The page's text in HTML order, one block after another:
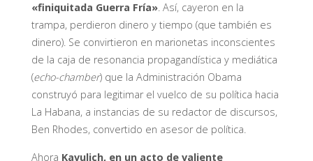
«finiquitada Guerra Fría». Así, cayeron en la
trampa, perdieron dinero y tiempo (que también es
dinero). Se convirtieron en marionetas inconscientes
de la caja de resonancia propagandística y mediática
(echo-chamber) que la Administración Obama
construyó para legitimar el vuelco de su política hacia
La Habana, a instancias de su redactor de discursos,
Ben Rhodes, convertido en asesor de política.
Ahora Kavulich, en un acto de valiente